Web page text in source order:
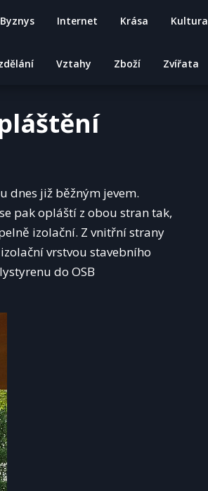
Byznys Internet Krása Kultura
Vztahy Zboží Zvířata
dnes již běžným jevem.
pak opláští z obou stran tak,
izolační. Z vnitřní strany
vrstvou stavebního
do OSB